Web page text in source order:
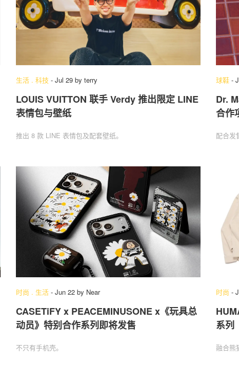
生活 . 科技 - Jul 29 by terry
LOUIS VUITTON 联手 Verdy 推出限定 LINE
表情包与壁纸
推出 8 款 LINE 表情包及配套壁纸。
球鞋 -
Dr.
合作
配合发
时尚 . 生活 - Jun 22 by Near
CASETiFY x PEACEMINUSONE x《玩具总
动员》特别合作系列即将发售
不只有手机壳。
时尚 -
系列
融合熊